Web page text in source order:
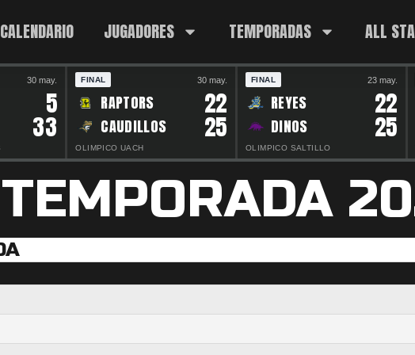
CALENDARIO JUGADORES TEMPORADAS ALL
30 may.
5
33
FINAL 30 may.
RAPTORS 22
CAUDILLOS 25
OLIMPICO UACH
FINAL 23 may.
REYES 22
DINOS 25
OLIMPICO SALTILLO
TEMPORADA